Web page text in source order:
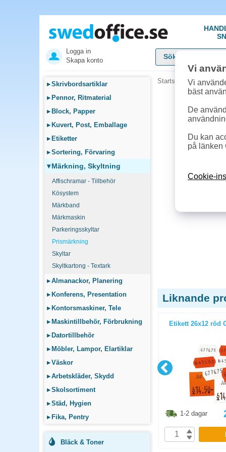
Logga in
Skapa konto
▸Skrivbordsartiklar
▸ Pennor, Ritmaterial
▸ Block, Papper
▸ Kuvert, Post, Emballage
▸ Etiketter
▸Sortering, Förvaring
▾Märkning, Skyltning
Affischramar - Tillbehör
Kösystem
Märkband
Märkmaskin
Parkeringsskyltar
Prismärkning
Skyltar
Skyltkartong - Textark
▸Almanackor, Planering
▸ Konferens, Presentation
▸ Kontorsmaskiner, Tele
▸ Maskintillbehör, Förbrukning
▸ Datortillbehör
▸ Möbler, Lampor, Elartiklar
▸Väskor
▸Arbetskläder, Skydd
▸Skolsortiment
▸Städ, Hygien
▸ Fika, Pentry
Bläck & Toner
Startsida »Märkning,
Liknande
Färgrulle Meto Handy 5st/fp
1-2 dagar
Etikett 26x12 röd
1-2 dagar
Vi
Vi
bäst
De
Du kan
på länken
Cookie-